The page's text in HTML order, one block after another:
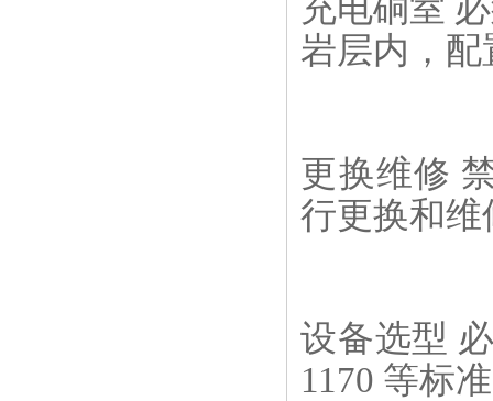
充电硐室
岩层内，配
更换维修
行更换和
设备选型
1170 等标准